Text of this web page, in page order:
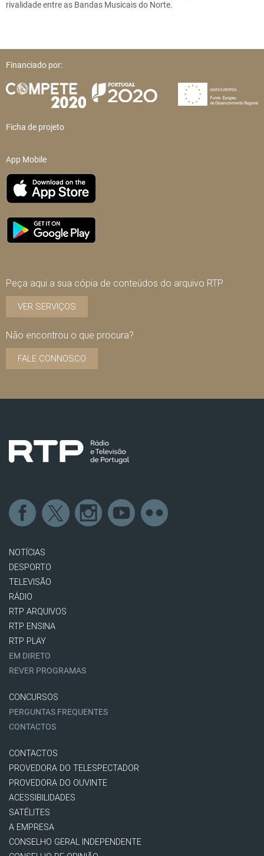
rivalidade entre as Bandas Musicais do Norte.
Financiado por:
Ficha de projeto
App Mobile
Peça aqui a sua cópia de conteúdos do arquivo RTP
VER SERVIÇOS
Não encontrou o que procura?
FALE CONNOSCO
NOTÍCIAS
DESPORTO
TELEVISÃO
RÁDIO
RTP ARQUIVOS
RTP ENSINA
RTP PLAY
EM DIRETO
REVER PROGRAMAS
CONCURSOS
PERGUNTAS FREQUENTES
CONTACTOS
CONTACTOS
PROVEDORA DO TELESPECTADOR
PROVEDORA DO OUVINTE
ACESSIBILIDADES
SATÉLITES
A EMPRESA
CONSELHO GERAL INDEPENDENTE